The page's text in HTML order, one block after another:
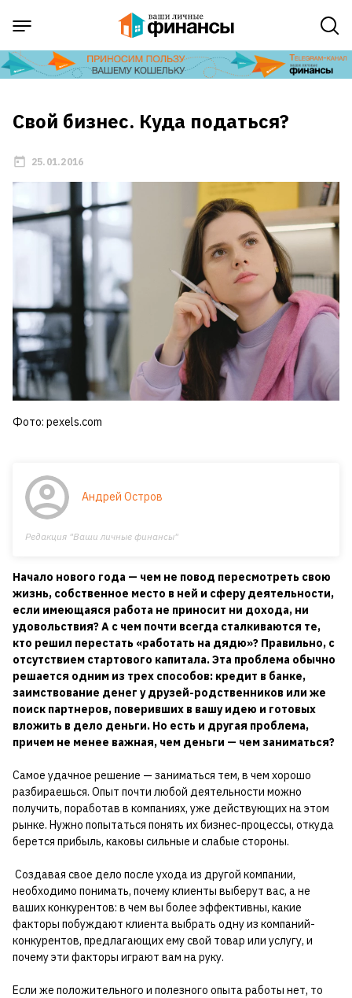
Свой бизнес. Куда податься?
25.01.2016
Фото: pexels.com
Андрей Остров
Редакция "Ваши личные финансы"
Начало нового года — чем не повод пересмотреть свою
жизнь, собственное место в ней и сферу деятельности,
если имеющаяся работа не приносит ни дохода, ни
удовольствия? А с чем почти всегда сталкиваются те,
кто решил перестать «работать на дядю»? Правильно, с
отсутствием стартового капитала. Эта проблема обычно
решается одним из трех способов: кредит в банке,
заимствование денег у друзей-родственников или же
поиск партнеров, поверивших в вашу идею и готовых
вложить в дело деньги. Но есть и другая проблема,
причем не менее важная, чем деньги — чем заниматься?
Самое удачное решение — заниматься тем, в чем хорошо
разбираешься. Опыт почти любой деятельности можно
получить, поработав в компаниях, уже действующих на этом
рынке. Нужно попытаться понять их бизнес-процессы, откуда
берется прибыль, каковы сильные и слабые стороны.
Создавая свое дело после ухода из другой компании,
необходимо понимать, почему клиенты выберут вас, а не
ваших конкурентов: в чем вы более эффективны, какие
факторы побуждают клиента выбрать одну из компаний-
конкурентов, предлагающих ему свой товар или услугу, и
почему эти факторы играют вам на руку.
Если же положительного и полезного опыта работы нет, то